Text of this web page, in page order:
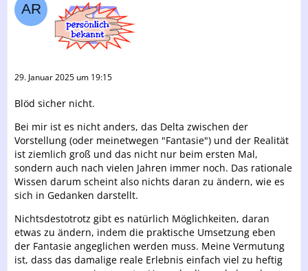
29. Januar 2025 um 19:15
Blöd sicher nicht.
Bei mir ist es nicht anders, das Delta zwischen der
Vorstellung (oder meinetwegen "Fantasie") und der Realität
ist ziemlich groß und das nicht nur beim ersten Mal,
sondern auch nach vielen Jahren immer noch. Das rationale
Wissen darum scheint also nichts daran zu ändern, wie es
sich in Gedanken darstellt.
Nichtsdestotrotz gibt es natürlich Möglichkeiten, daran
etwas zu ändern, indem die praktische Umsetzung eben
der Fantasie angeglichen werden muss. Meine Vermutung
ist, dass das damalige reale Erlebnis einfach viel zu heftig